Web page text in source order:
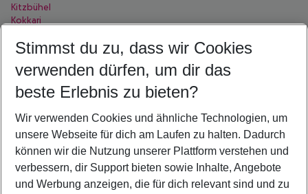
Kitzbühel
Kokkari
Konakli
Korfu Stadt
Kos Stadt
Krakau
Kumköy
Kundu
Kusadasi
Köln
K-destinations
Stimmst du zu, dass wir Cookies
verwenden dürfen, um dir das
beste Erlebnis zu bieten?
Wir verwenden Cookies und ähnliche Technologien, um
unsere Webseite für dich am Laufen zu halten. Dadurch
können wir die Nutzung unserer Plattform verstehen und
verbessern, dir Support bieten sowie Inhalte, Angebote
und Werbung anzeigen, die für dich relevant sind und zu